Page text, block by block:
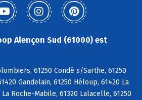
Alençon Sud (61000) est
61250 Condé s/Sarthe, 61250
Gandelain, 61250 Héloup, 61420 La
Roche-Mabile, 61320 Lalacelle, 61250